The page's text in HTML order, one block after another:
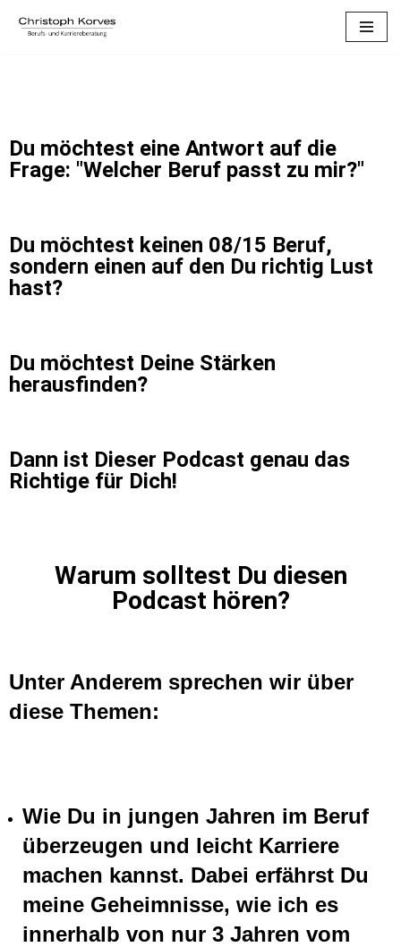
Du möchtest eine Antwort auf die
Frage: "Welcher Beruf passt zu mir?"
Du möchtest keinen 08/15 Beruf,
sondern einen auf den Du richtig Lust
hast?
Du möchtest Deine Stärken
herausfinden?
Dann ist Dieser Podcast genau das
Richtige für Dich!
Warum solltest Du diesen
Podcast hören?
Unter Anderem sprechen wir über
diese Themen:
Wie Du in jungen Jahren im Beruf
überzeugen und leicht Karriere
machen kannst. Dabei erfährst Du
meine Geheimnisse, wie ich es
innerhalb von nur 3 Jahren vom